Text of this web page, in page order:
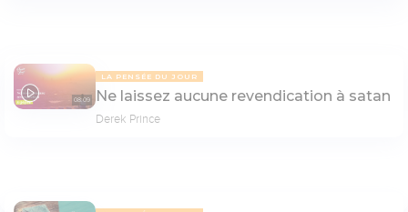
08:09
LA PENSÉE DU JOUR
Ne laissez aucune revendication à satan
Derek Prince